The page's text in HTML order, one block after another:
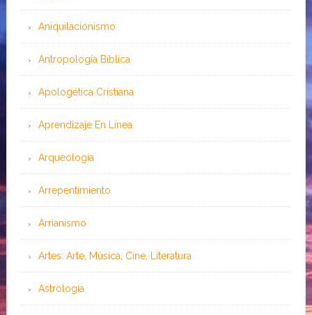
Aniquilacionismo
Antropología Bíblica
Apologética Cristiana
Aprendizaje En Línea
Arqueología
Arrepentimiento
Arrianismo
Artes: Arte, Música, Cine, Literatura
Astrología